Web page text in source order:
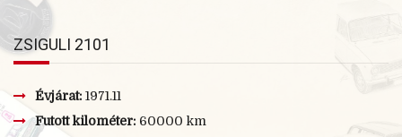
ZSIGULI 2101
Évjárat: 1971.11
Futott kilométer: 60000 km